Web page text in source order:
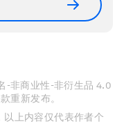
-非商业性-非衍生品 4.0
重新发布。
上内容仅代表作者个